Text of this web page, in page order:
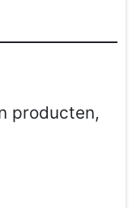
producten,